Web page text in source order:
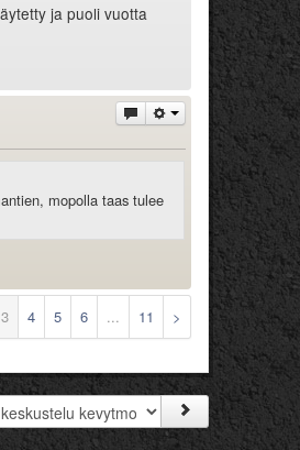
ja puoli vuotta
mopolla taas tulee
3 4 5 6 ... 11 >